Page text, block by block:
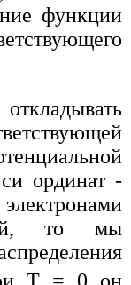
функции
ординат -
то мы
Т = 0 он